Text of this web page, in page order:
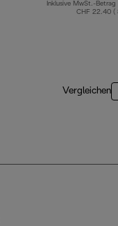
Inklusive MwSt.-Betrag
CHF 22.40 (
Vergleichen